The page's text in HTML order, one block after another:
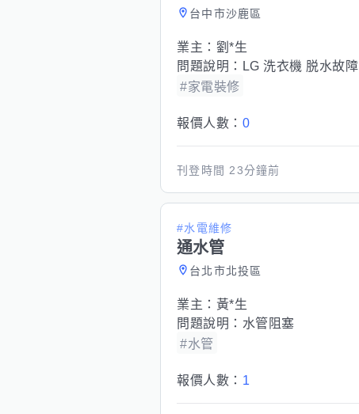
台中市沙鹿區
業主： 劉*生
問題說明：
LG 洗衣機 脱水故障
#家電裝修
報價人數： 0
刊登時間 23分鐘前
#水電維修
通水管
台北市北投區
業主： 黃*生
問題說明： 水管阻塞
#水管
報價人數： 1